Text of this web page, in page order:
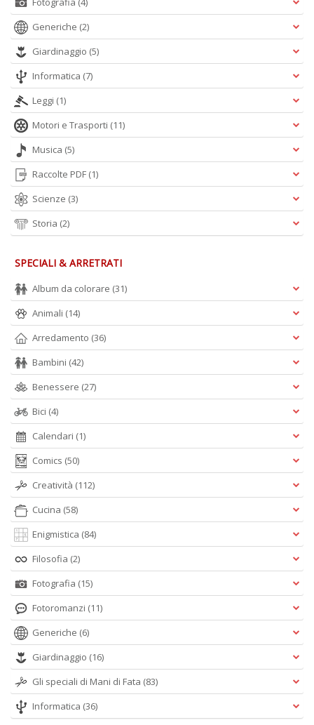
Generiche (2)
Giardinaggio (5)
Informatica (7)
Leggi (1)
Motori e Trasporti (11)
Musica (5)
Raccolte PDF (1)
Scienze (3)
Storia (2)
SPECIALI & ARRETRATI
Album da colorare (31)
Animali (14)
Arredamento (36)
Bambini (42)
Benessere (27)
Bici (4)
Calendari (1)
Comics (50)
Creatività (112)
Cucina (58)
Enigmistica (84)
Filosofia (2)
Fotografia (15)
Fotoromanzi (11)
Generiche (6)
Giardinaggio (16)
Gli speciali di Mani di Fata (83)
Informatica (36)